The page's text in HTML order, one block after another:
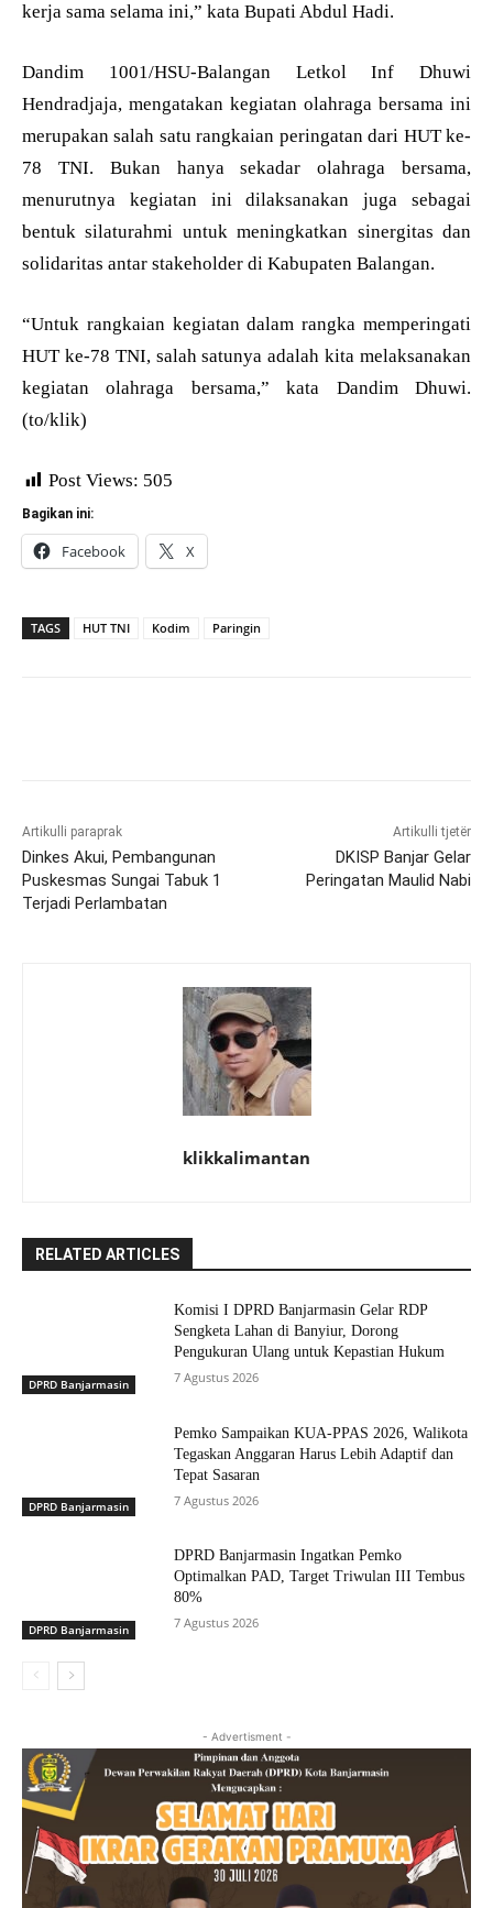
kerja sama selama ini,” kata Bupati Abdul Hadi.
Dandim 1001/HSU-Balangan Letkol Inf Dhuwi
Hendradjaja, mengatakan kegiatan olahraga bersama ini
merupakan salah satu rangkaian peringatan dari HUT ke-
78 TNI. Bukan hanya sekadar olahraga bersama,
menurutnya kegiatan ini dilaksanakan juga sebagai
bentuk silaturahmi untuk meningkatkan sinergitas dan
solidaritas antar stakeholder di Kabupaten Balangan.
“Untuk rangkaian kegiatan dalam rangka memperingati
HUT ke-78 TNI, salah satunya adalah kita melaksanakan
kegiatan olahraga bersama,” kata Dandim Dhuwi.
(to/klik)
Post Views: 505
Bagikan ini:
Facebook X
TAGS HUT TNI Kodim Paringin
Artikulli paraprak
Dinkes Akui, Pembangunan
Puskesmas Sungai Tabuk 1
Terjadi Perlambatan
Artikulli tjetër
DKISP Banjar Gelar
Peringatan Maulid Nabi
klikkalimantan
RELATED ARTICLES
DPRD Banjarmasin
Komisi I DPRD Banjarmasin Gelar RDP
Sengketa Lahan di Banyiur, Dorong
Pengukuran Ulang untuk Kepastian Hukum
7 Agustus 2026
DPRD Banjarmasin
Pemko Sampaikan KUA-PPAS 2026, Walikota
Tegaskan Anggaran Harus Lebih Adaptif dan
Tepat Sasaran
7 Agustus 2026
DPRD Banjarmasin
DPRD Banjarmasin Ingatkan Pemko
Optimalkan PAD, Target Triwulan III Tembus
80%
7 Agustus 2026
- Advertisment -